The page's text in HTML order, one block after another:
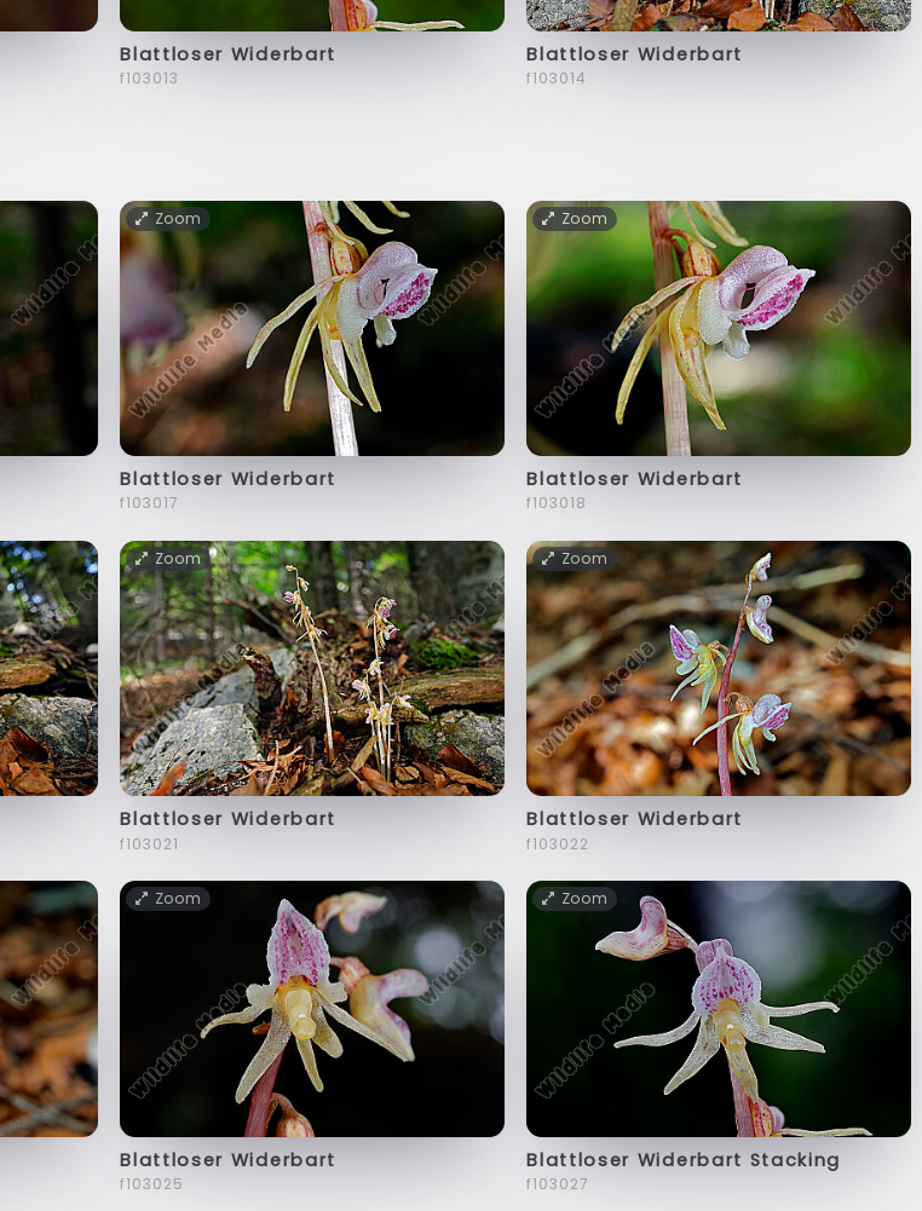
Blattloser Widerbart
f103013
Blattloser Widerbart
f103014
Zoom
Blattloser Widerbart
f103017
Zoom
Blattloser Widerbart
f103018
Zoom
Blattloser Widerbart
f103021
Zoom
Blattloser Widerbart
f103022
Zoom
Blattloser Widerbart
f103025
Zoom
Blattloser Widerbart Stacking
f103027